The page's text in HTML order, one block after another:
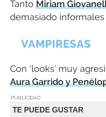
Tanto Miriam
demasiado
VAMPIRESAS
Con ‘looks’ muy
Aura Garrido y
PUBLICIDAD
TE PUEDE GUSTAR